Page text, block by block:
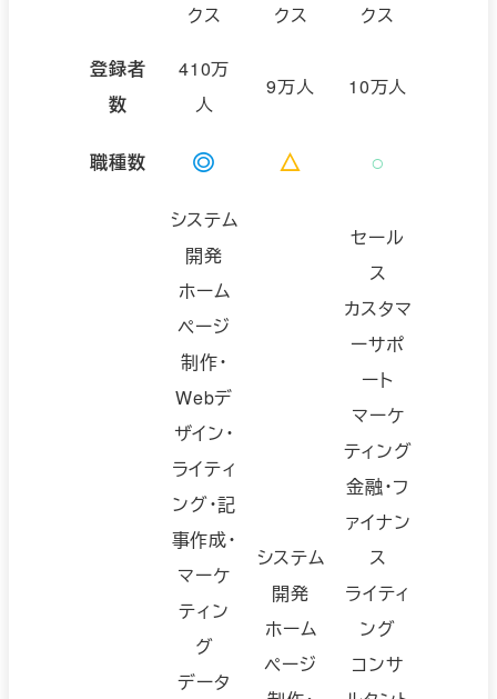
クス
クス
クス
登録者
数
410万
人
9万人 10万人
職種数 ◎ △ ○
システム
開発
ホーム
ページ
制作・
Webデ
ザイン・
ライティ
ング・記
事作成・
マーケ
ティン
グ
データ
システム
開発
ホーム
ページ
セール
ス
カスタマ
ーサポ
ート
マーケ
ティング
金融・フ
ァイナン
ス
ライティ
ング
コンサ